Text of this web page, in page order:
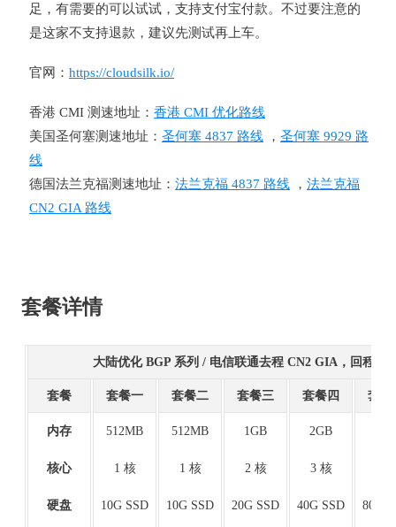
足，有需要的可以试试，支持支付宝付款。不过要注意的
是这家不支持退款，建议先测试再上车。
官网： https://cloudsilk.io/
香港 CMI 测速地址： 香港 CMI 优化路线
美国圣何塞测速地址： 圣何塞 4837 路线 ， 圣何塞 9929 路
线
德国法兰克福测速地址： 法兰克福 4837 路线 ， 法兰克福
CN2 GIA 路线
套餐详情
大陆优化 BGP 系列 / 电信联通去程 CN2 GIA，回程
套餐 套餐一 套餐二 套餐三 套餐四 套餐
内存 512MB 512MB 1GB 2GB
核心 1 核 1 核 2 核 3 核
硬盘 10G SSD 10G SSD 20G SSD 40G SSD 80G